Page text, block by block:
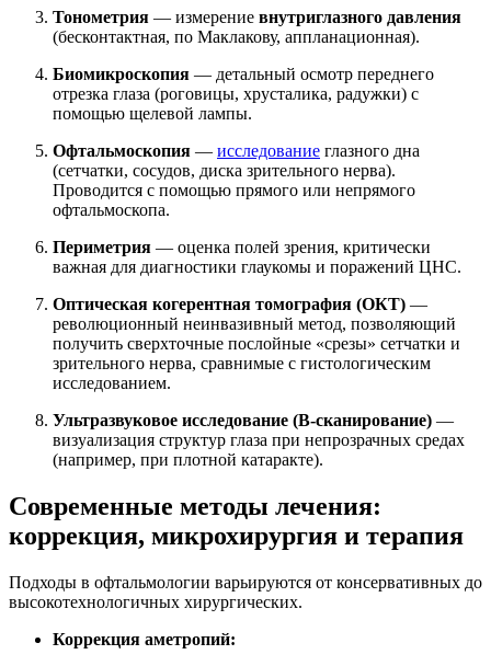
Тонометрия — измерение внутриглазного давления
(бесконтактная, по Маклакову, аппланационная).
Биомикроскопия — детальный осмотр переднего
отрезка глаза (роговицы, хрусталика, радужки) с
помощью щелевой лампы.
Офтальмоскопия — исследование глазного дна
(сетчатки, сосудов, диска зрительного нерва).
Проводится с помощью прямого или непрямого
офтальмоскопа.
Периметрия — оценка полей зрения, критически
важная для диагностики глаукомы и поражений ЦНС.
Оптическая когерентная томография (ОКТ) —
революционный неинвазивный метод, позволяющий
получить сверхточные послойные «срезы» сетчатки и
зрительного нерва, сравнимые с гистологическим
исследованием.
Ультразвуковое исследование (В-сканирование) —
визуализация структур глаза при непрозрачных средах
(например, при плотной катаракте).
Современные методы лечения:
коррекция, микрохирургия и терапия
Подходы в офтальмологии варьируются от консервативных до
высокотехнологичных хирургических.
Коррекция аметропий: